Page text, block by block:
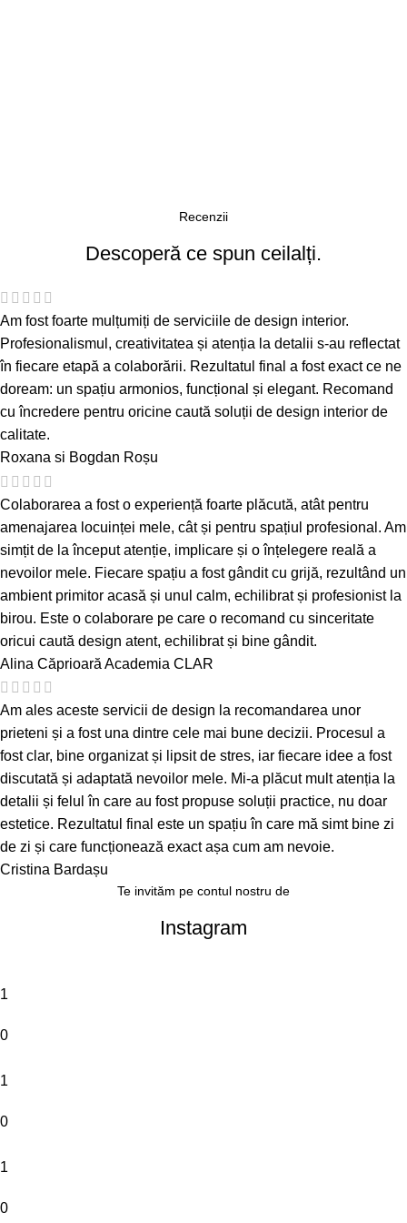
Recenzii
Descoperă ce spun ceilalți.
Am fost foarte mulțumiți de serviciile de design interior.
Profesionalismul, creativitatea și atenția la detalii s-au reflectat
în fiecare etapă a colaborării. Rezultatul final a fost exact ce ne
doream: un spațiu armonios, funcțional și elegant. Recomand
cu încredere pentru oricine caută soluții de design interior de
calitate.
Roxana si Bogdan Roșu
Colaborarea a fost o experiență foarte plăcută, atât pentru
amenajarea locuinței mele, cât și pentru spațiul profesional. Am
simțit de la început atenție, implicare și o înțelegere reală a
nevoilor mele. Fiecare spațiu a fost gândit cu grijă, rezultând un
ambient primitor acasă și unul calm, echilibrat și profesionist la
birou. Este o colaborare pe care o recomand cu sinceritate
oricui caută design atent, echilibrat și bine gândit.
Alina Căprioară Academia CLAR
Am ales aceste servicii de design la recomandarea unor
prieteni și a fost una dintre cele mai bune decizii. Procesul a
fost clar, bine organizat și lipsit de stres, iar fiecare idee a fost
discutată și adaptată nevoilor mele. Mi-a plăcut mult atenția la
detalii și felul în care au fost propuse soluții practice, nu doar
estetice. Rezultatul final este un spațiu în care mă simt bine zi
de zi și care funcționează exact așa cum am nevoie.
Cristina Bardașu
Te invităm pe contul nostru de
Instagram
1
0
1
0
1
0